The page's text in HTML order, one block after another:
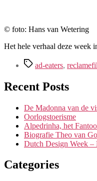
© foto: Hans van Wetering
Het hele verhaal deze week
Tagsad-eaters,
Recent Posts
De Madonna van de
Oorlogstoerisme
Alpedrinha, het
Biografie Theo van
Dutch Design Week –
Categories